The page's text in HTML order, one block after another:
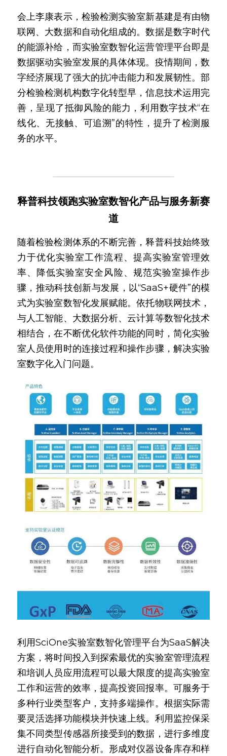
会上李康表示，检验检测实验室新基建是有由物
联网、大数据和自动化组成的。数据是数字时代
的能源补给，而实验室数智化运营管理平台即是
数据驱动实验室发展的具体体现。疫情期间，数
字经济展现了强大的抗冲击能力和发展韧性。部
分检验检测机构数字化转型早，信息技术运用完
善，呈现了抵御风险的能力，利用数字技术“在
线化、无接触、可追溯”的特性，提升了检测服
务的水平。
释普科技领跑实验室数智化产品与服务新赛
道
随着检验检测体系的不断完善，释普科技始终致
力于优化实验室工作流程、提高实验室管理效
率、降低实验室安全风险、规范实验室操作步
骤，推动科技创新与发展，以“SaaS+硬件”的模
式为实验室数智化发展赋能。依托物联网技术，
与人工智能、大数据分析、云计算等数智化技术
相结合，在不断优化软件功能的同时，简化实验
室人员使用时的连接过程和操作步骤，解决实验
室数字化入门问题。
利用SciOne实验室数智化管理平台为SaaS解决
方案，将时间投入到探索最优的实验室管理流程
和培训人员应用流程可以最大限度的提高实验室
工作和运营的效率，提高投资回报率。可服务于
多种行业类型客户，支持多端操作。根据实际需
要灵活选择功能模块并快速上线。利用监控保采
集不同类型传感器所接受到的数据，进行多维度
进行自动化智能分析。形成对仪器设备库存和样